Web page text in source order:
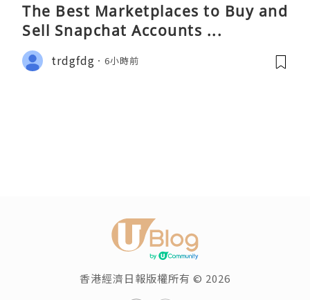
The Best Marketplaces to Buy and
Sell Snapchat Accounts ...
trdgfdg 6小時前
香港經濟日報版權所有 © 2026